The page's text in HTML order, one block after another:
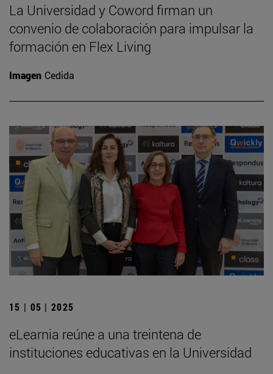
La Universidad y Coword firman un
convenio de colaboración para impulsar la
formación en Flex Living
Imagen Cedida
15 | 05 | 2025
eLearnia reúne a una treintena de
instituciones educativas en la Universidad